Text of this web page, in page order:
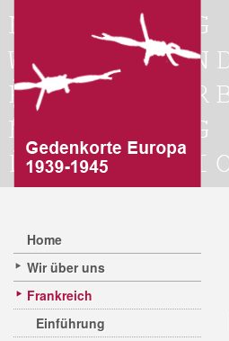
Home
Wir über uns
Frankreich
Einführung